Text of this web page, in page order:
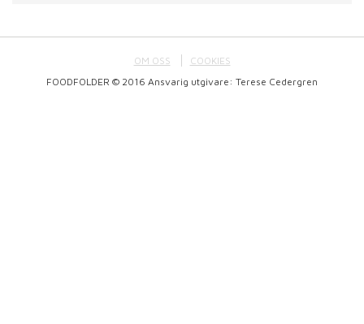
OM OSS
COOKIES
FOODFOLDER © 2016 Ansvarig utgivare: Terese Cedergren